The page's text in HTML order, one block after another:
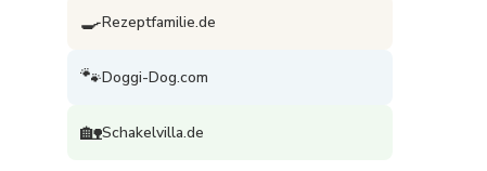
🍳Rezeptfamilie.de
🐾Doggi-Dog.com
🏡Schakelvilla.de